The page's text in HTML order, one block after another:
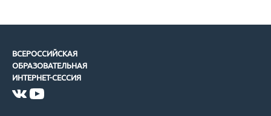
ВСЕРОССИЙСКАЯ
ОБРАЗОВАТЕЛЬНАЯ
ИНТЕРНЕТ-СЕССИЯ